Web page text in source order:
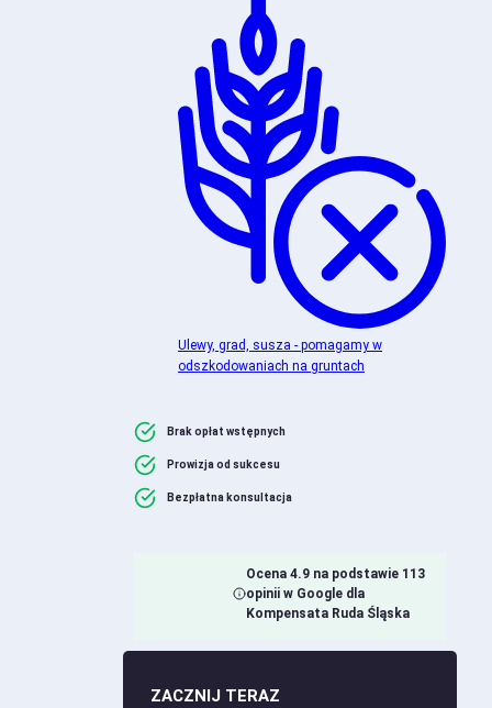
Ulewy, grad, susza - pomagamy w
odszkodowaniach na gruntach
Brak opłat wstępnych
Prowizja od sukcesu
Bezpłatna konsultacja
Ocena 4.9 na podstawie 113
opinii w Google dla
Kompensata Ruda Śląska
ZACZNIJ TERAZ